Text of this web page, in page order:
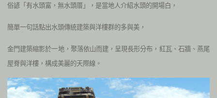
俗諺「有水頭富，無水頭厝」，是當地人介紹水頭的開場白，
簡單一句話點出水頭傳統建築與洋樓群的多與美，
金門建築縮影於一地，聚落依山而建，呈現長形分布，紅瓦、石牆、燕尾
屋脊與洋樓，構成美麗的天際線。